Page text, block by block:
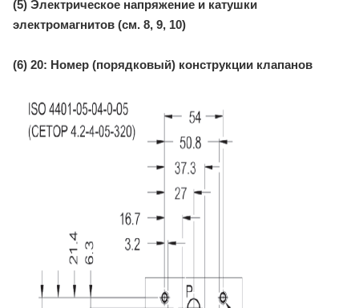
(5) Электрическое напряжение и катушки
электромагнитов (см. 8, 9, 10)
(6) 20: Номер (порядковый) конструкции клапанов